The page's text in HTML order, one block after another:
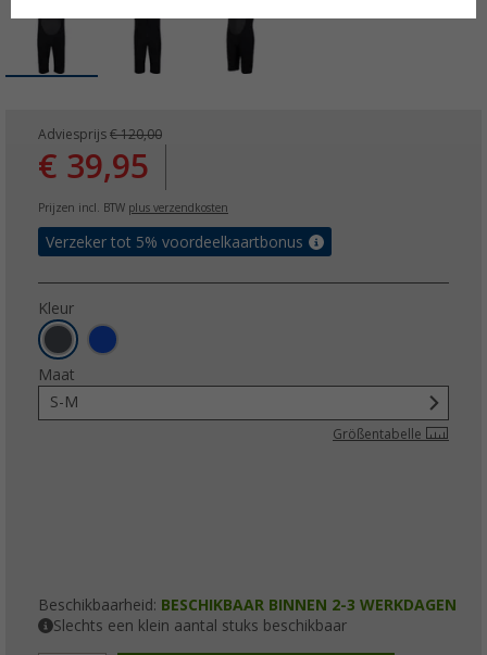
Adviesprijs € 120,00
€ 39,95
Prijzen incl. BTW plus verzendkosten
Verzeker tot 5% voordeelkaartbonus
Kleur
Maat
S-M
Größentabelle
Beschikbaarheid: BESCHIKBAAR BINNEN 2-3 WERKDAGEN
Slechts een klein aantal stuks beschikbaar